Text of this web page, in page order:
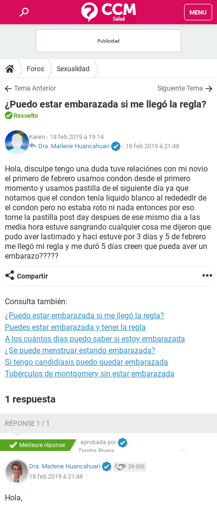
MENU
FORUMS
SALUD
FAMILIA
NUTRICIÓN
SEXUALIDAD
GLOSARIO
Foros Sexualidad
Tema Anterior Siguiente Tema
¿Puedo estar embarazada si me llegó la regla?
Resuelto
Karen - 18 feb 2019 à 19:14
Dra. Marlene Huancahuari
- 18 feb 2019 à 21:48
Hola, disculpe tengo una duda tuve relaciónes con mi novio
el primero de febrero usamos condon desde el primero
momento y usamos pastilla de el siguiente día ya que
notamos que el condon tenía liquido blanco al redededlr de
el condon pero no estaba roto ni nada entonces por eso
tome la pastilla post day despues de ese mismo dia a las
media hora estuve sangrando cualquier cosa me dijeron que
pudo aver lastimado y haci estuve por 3 días y 5 de febrero
me llegó mi regla y me duró 5 días creen que pueda aver un
embarazo?????
Compartir
Consulta también:
¿Puedo estar embarazada si me llegó la regla?
Puedes estar embarazada y tener la regla
A los cuántos dias puedo saber si estoy embarazada
¿Se puede menstruar estando embarazada?
Si tengo candidiasis puedo quedar embarazada
Tubérculos de montgomery sin estar embarazada
1 respuesta
RÉPONSE 1 / 1
Meilleure réponse
aprobada por
Zandra Rivera
Dra. Marlene Huancahuari 29.005
18 feb 2019 à 21:48
Hola,